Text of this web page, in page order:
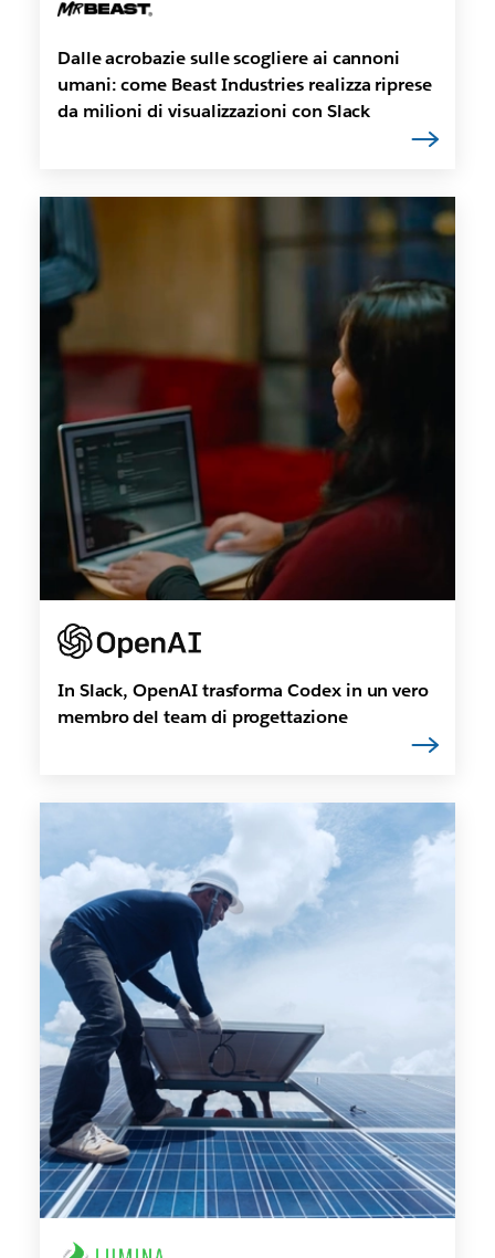
Dalle acrobazie sulle scogliere ai cannoni
umani: come Beast Industries realizza riprese
da milioni di visualizzazioni con Slack
In Slack, OpenAI trasforma Codex in un vero
membro del team di progettazione